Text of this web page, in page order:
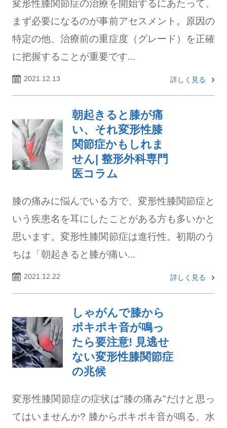
変形性膝関節症の治療を開始するにあたって、
まず必要になるのが事前アセスメント。原因の
特定の他、治療前の重症度（グレード）を正確
に把握することが重要です...
2021.12.13 詳しく見る
朝起きると膝が痛
い、それ変形性膝
関節症かもしれま
せん| 整形外科専門
医コラム
膝の痛みに悩んでいる方で、変形性膝関節症と
いう疾患名を耳にしたことがある方も多いかと
思います。変形性膝関節症は進行性。初期のう
ちは「朝起きると膝が痛い...
2021.12.22 詳しく見る
しゃがんで膝から
ポキポキ音が鳴っ
たら要注意! 見逃せ
ない変形性膝関節症
の兆候
変形性膝関節症の症状は”膝の痛み”だけと思っ
てはいませんか? 膝からポキポキ音が鳴る、水